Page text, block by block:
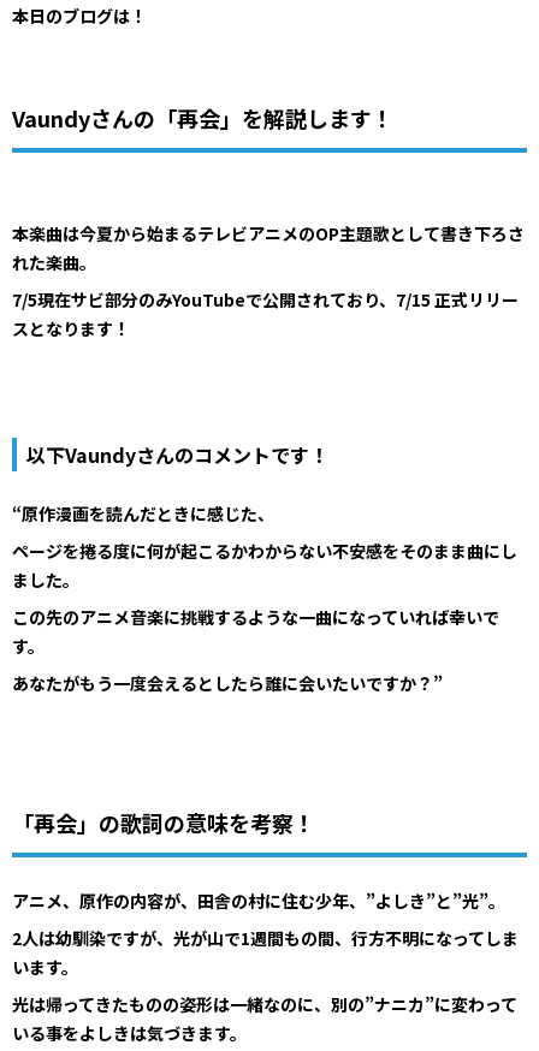
本日のブログは！
Vaundyさんの「再会」を解説します！
本楽曲は今夏から始まるテレビアニメのOP主題歌として書き下ろさ
れた楽曲。
7/5現在サビ部分のみYouTubeで公開されており、7/15 正式リリー
スとなります！
以下Vaundyさんのコメントです！
“原作漫画を読んだときに感じた、
ページを捲る度に何が起こるかわからない不安感をそのまま曲にし
ました。
この先のアニメ音楽に挑戦するような一曲になっていれば幸いで
す。
あなたがもう一度会えるとしたら誰に会いたいですか？”
「再会」の歌詞の意味を考察！
アニメ、原作の内容が、田舎の村に住む少年、”よしき”と”光”。
2人は幼馴染ですが、光が山で1週間もの間、行方不明になってしま
います。
光は帰ってきたものの姿形は一緒なのに、別の”ナニカ”に変わって
いる事をよしきは気づきます。